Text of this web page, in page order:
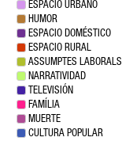
ESPACIO URBANO
HUMOR
ESPACIO DOMÉSTICO
ESPACIO RURAL
ASSUMPTES LABORALS
NARRATIVIDAD
TELEVISIÓN
FAMÍLIA
MUERTE
CULTURA POPULAR